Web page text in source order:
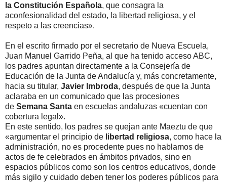
la Constitución Española, que consagra la
aconfesionalidad del estado, la libertad religiosa, y el
respeto a las creencias».
En el escrito firmado por el secretario de Nueva Escuela,
Juan Manuel Garrido Peña, al que ha tenido acceso ABC,
los padres apuntan directamente a la Consejería de
Educación de la Junta de Andalucía y, más concretamente,
hacia su titular, Javier Imbroda, después de que la Junta
aclaraba en un comunicado que las procesiones
de Semana Santa en escuelas andaluzas «cuentan con
cobertura legal».
En este sentido, los padres se quejan ante Maeztu de que
«argumentar el principio de libertad religiosa, como hace la
administración, no es procedente pues no hablamos de
actos de fe celebrados en ámbitos privados, sino en
espacios públicos como son los centros educativos, donde
más sigilo y cuidado deben tener los poderes públicos para